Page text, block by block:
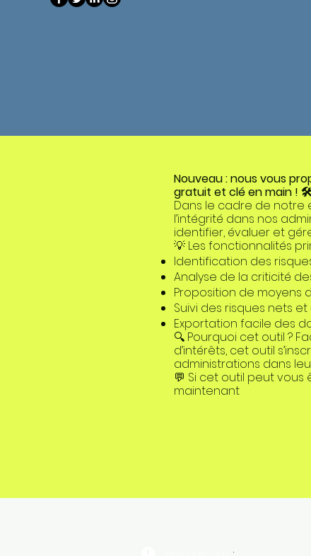
Nouveau : nous vous
gratuit et clé en main !
Dans le cadre de
l’intégrité dans nos
identifier, évaluer et
💡 Les fonctionnalités
Identification des
Analyse de la criticité
Proposition de moyens
Suivi des risques nets
Exportation facile des
🔍 Pourquoi cet outil ?
d’intérêts, cet outil
administrations dans
💬 Si cet outil peut
maintenant